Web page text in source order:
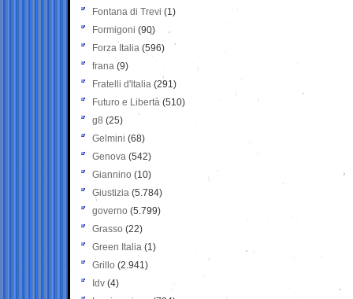
Fontana di Trevi (1)
Formigoni (90)
Forza Italia (596)
frana (9)
Fratelli d'Italia (291)
Futuro e Libertà (510)
g8 (25)
Gelmini (68)
Genova (542)
Giannino (10)
Giustizia (5.784)
governo (5.799)
Grasso (22)
Green Italia (1)
Grillo (2.941)
Idv (4)